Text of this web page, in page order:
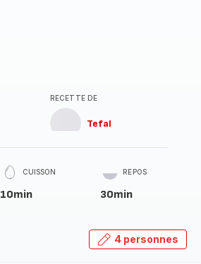
RECETTE DE
Tefal
CUISSON
10min
REPOS
30min
4 personnes